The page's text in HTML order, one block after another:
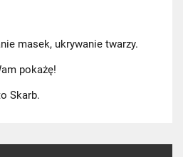
masek, ukrywanie twarzy.
pokażę!
Skarb.